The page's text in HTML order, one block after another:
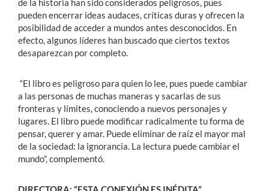
de la historia han sido considerados peligrosos, pues
pueden encerrar ideas audaces, críticas duras y ofrecen la
posibilidad de acceder a mundos antes desconocidos. En
efecto, algunos líderes han buscado que ciertos textos
desaparezcan por completo.
“El libro es peligroso para quien lo lee, pues puede cambiar
a las personas de muchas maneras y sacarlas de sus
fronteras y límites, conociendo a nuevos personajes y
lugares. El libro puede modificar radicalmente tu forma de
pensar, querer y amar. Puede eliminar de raíz el mayor mal
de la sociedad: la ignorancia. La lectura puede cambiar el
mundo”, complementó.